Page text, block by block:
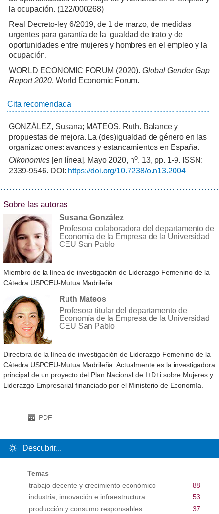
la ocupación. (122/000268)
Real Decreto-ley 6/2019, de 1 de marzo, de medidas
urgentes para garantía de la igualdad de trato y de
oportunidades entre mujeres y hombres en el empleo y la
ocupación.
WORLD ECONOMIC FORUM (2020). Global Gender Gap
Report 2020. World Economic Forum.
Cita recomendada
GONZÁLEZ, Susana; MATEOS, Ruth. Balance y
propuestas de mejora. La (des)igualdad de género en las
organizaciones: avances y estancamientos en España.
Oikonomics[en línea]. Mayo 2020, no. 13, pp. 1-9. ISSN:
2339-9546. DOI: https://doi.org/10.7238/o.n13.2004
Sobre las autoras
Susana González
Profesora colaboradora del departamento de
Economía de la Empresa de la Universidad
CEU San Pablo
Miembro de la línea de investigación de Liderazgo Femenino de la
Cátedra USPCEU-Mutua Madrileña.
Ruth Mateos
Profesora titular del departamento de
Economía de la Empresa de la Universidad
CEU San Pablo
Directora de la línea de investigación de Liderazgo Femenino de la
Cátedra USPCEU-Mutua Madrileña. Actualmente es la investigadora
principal de un proyecto del Plan Nacional de I+D+i sobre Mujeres y
Liderazgo Empresarial financiado por el Ministerio de Economía.
PDF
Descubrir...
Temas
trabajo decente y crecimiento económico
88
industria, innovación e infraestructura
53
producción y consumo responsables
37